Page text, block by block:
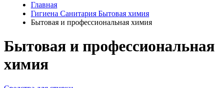
Главная
Гигиена Санитария Бытовая химия
Бытовая и профессиональная химия
Бытовая и профессиональная
химия